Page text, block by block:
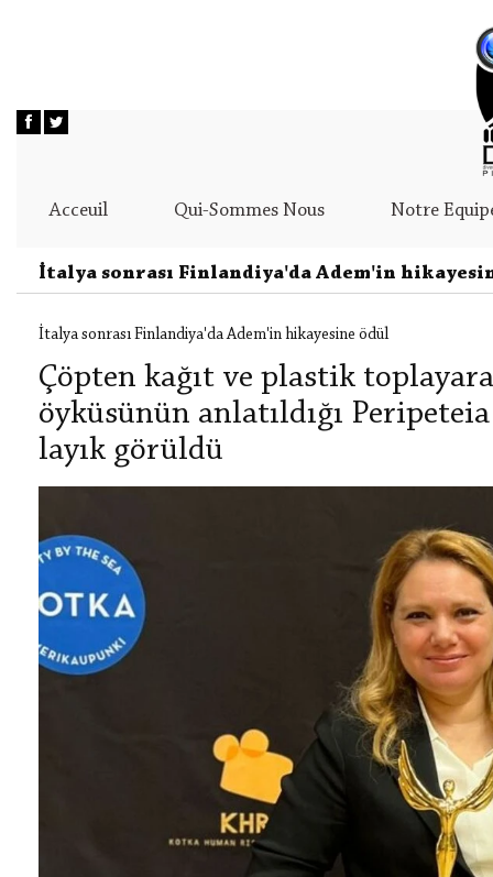
Acceuil Qui-Sommes Nous Notre
İtalya sonrası Finlandiya'da Adem'in
İtalya sonrası Finlandiya'da Adem'in hikayesine ödül
Çöpten kağıt ve plastik
öyküsünün anlatıldığı
layık görüldü